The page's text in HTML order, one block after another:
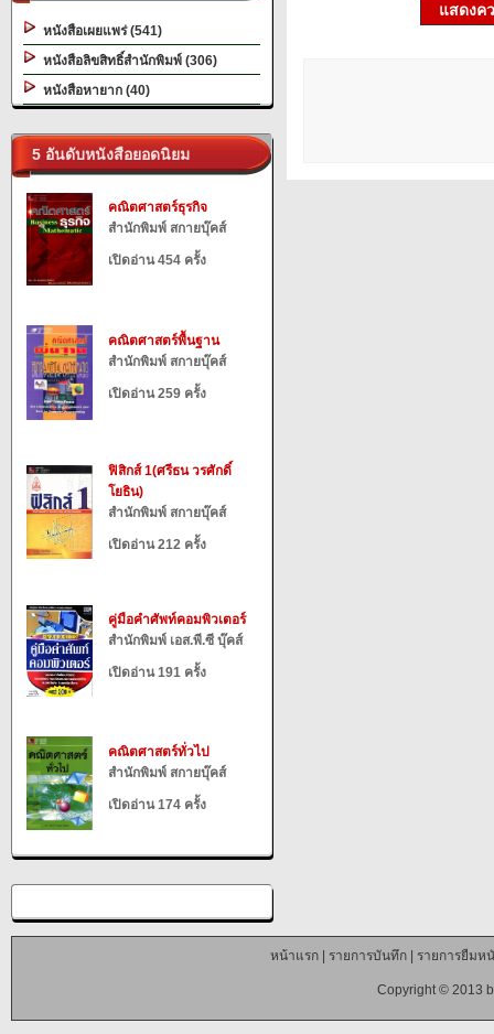
หนังสือเผยแพร่ (541)
หนังสือลิขสิทธิ์สำนักพิมพ์ (306)
หนังสือหายาก (40)
5 อันดับหนังสือยอดนิยม
คณิตศาสตร์ธุรกิจ
สำนักพิมพ์ สกายบุ๊คส์
เปิดอ่าน 454 ครั้ง
คณิตศาสตร์พื้นฐาน
สำนักพิมพ์ สกายบุ๊คส์
เปิดอ่าน 259 ครั้ง
ฟิสิกส์ 1(ศรีธน วรศักดิ์
โยธิน)
สำนักพิมพ์ สกายบุ๊คส์
เปิดอ่าน 212 ครั้ง
คู่มือคำศัพท์คอมพิวเตอร์
สำนักพิมพ์ เอส.พี.ซี บุ๊คส์
เปิดอ่าน 191 ครั้ง
คณิตศาสตร์ทั่วไป
สำนักพิมพ์ สกายบุ๊คส์
เปิดอ่าน 174 ครั้ง
แสดงค
หน้าแรก| รายการบันทึก| รายการยืมห
Copyright © 2013